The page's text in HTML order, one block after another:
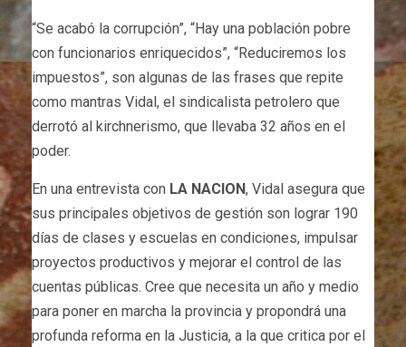
“Se acabó la corrupción”, “Hay una población pobre
con funcionarios enriquecidos”, “Reduciremos los
impuestos”, son algunas de las frases que repite
como mantras Vidal, el sindicalista petrolero que
derrotó al kirchnerismo, que llevaba 32 años en el
poder.
En una entrevista con LA NACION, Vidal asegura que
sus principales objetivos de gestión son lograr 190
días de clases y escuelas en condiciones, impulsar
proyectos productivos y mejorar el control de las
cuentas públicas. Cree que necesita un año y medio
para poner en marcha la provincia y propondrá una
profunda reforma en la Justicia, a la que critica por el